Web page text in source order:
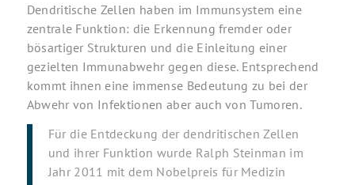
Dendritische Zellen haben im Immunsystem eine
zentrale Funktion: die Erkennung fremder oder
bösartiger Strukturen und die Einleitung einer
gezielten Immunabwehr gegen diese. Entsprechend
kommt ihnen eine immense Bedeutung zu bei der
Abwehr von Infektionen aber auch von Tumoren.
Für die Entdeckung der dendritischen Zellen
und ihrer Funktion wurde Ralph Steinman im
Jahr 2011 mit dem Nobelpreis für Medizin